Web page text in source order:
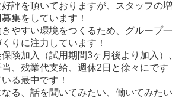
試用期間終了後、全スタッフ加入）
万円）
1名につき5千円）
よる）
支給
評を頂いておりますが、スタッフの増
集をしています！
やすい環境をつくるため、グループ一
りに注力しています！
険加入（試用期間3ヶ月後より加入）、
、残業代支給、週休2日と徐々にです
る最中です！
る、話を聞いてみたい、働いてみたい